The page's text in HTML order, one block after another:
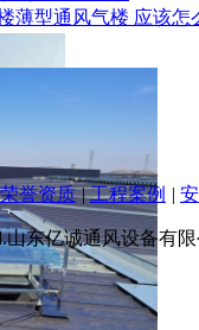
薄型通风气楼 应该怎
荣誉资质 | 工程案例 |
山东亿诚通风设备有